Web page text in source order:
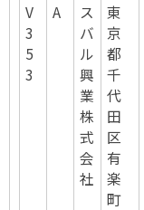
V
3
5
3
A
ス
バ
ル
興
業
株
式
会
社
東
京
都
千
代
田
区
有
楽
町